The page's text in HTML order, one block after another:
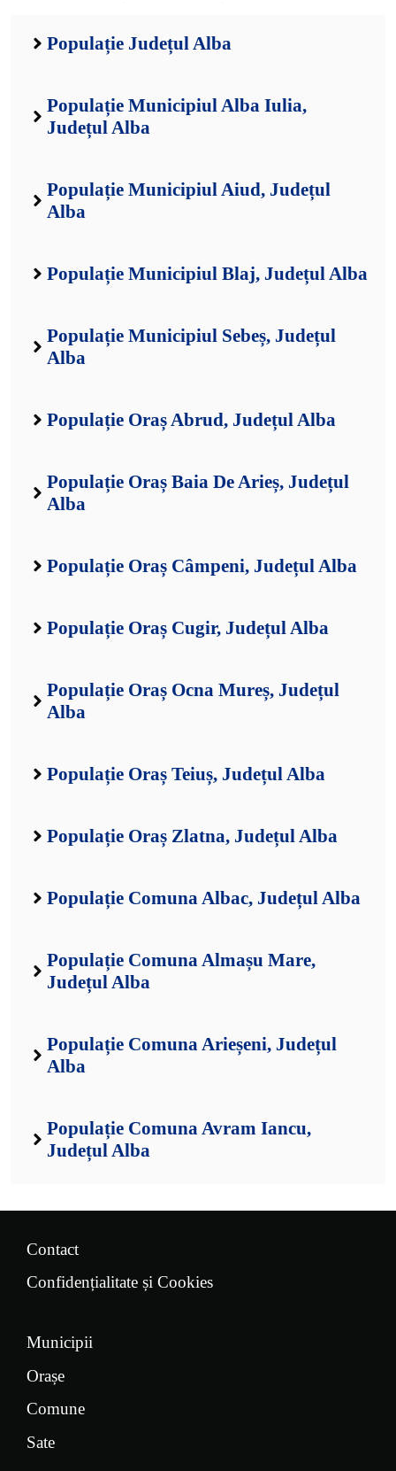
Populație Județul Alba
Populație Municipiul Alba Iulia,
Județul Alba
Populație Municipiul Aiud, Județul
Alba
Populație Municipiul Blaj, Județul Alba
Populație Municipiul Sebeș, Județul
Alba
Populație Oraș Abrud, Județul Alba
Populație Oraș Baia De Arieș, Județul
Alba
Populație Oraș Câmpeni, Județul Alba
Populație Oraș Cugir, Județul Alba
Populație Oraș Ocna Mureș, Județul
Alba
Populație Oraș Teiuș, Județul Alba
Populație Oraș Zlatna, Județul Alba
Populație Comuna Albac, Județul Alba
Populație Comuna Almașu Mare,
Județul Alba
Populație Comuna Arieșeni, Județul
Alba
Populație Comuna Avram Iancu,
Județul Alba
Contact
Confidențialitate și Cookies
Municipii
Orașe
Comune
Sate